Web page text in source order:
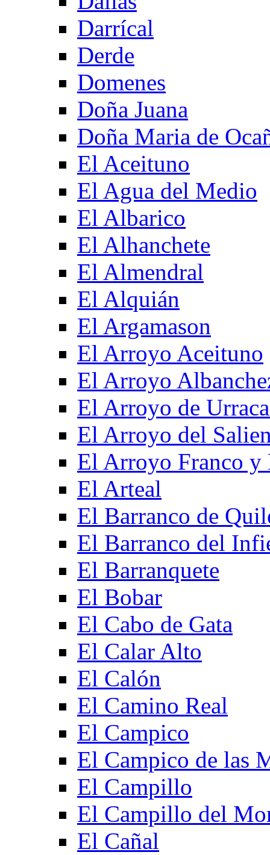
Darrícal
Derde
Domenes
Doña Juana
Doña Maria de
El Aceituno
El Agua del Medio
El Albarico
El Alhanchete
El Almendral
El Alquián
El Argamason
El Arroyo Aceituno
El Arroyo
El Arroyo de
El Arroyo del
El Arroyo Franco y
El Arteal
El Barranco de
El Barranco del
El Barranquete
El Bobar
El Cabo de Gata
El Calar Alto
El Calón
El Camino Real
El Campico
El Campico de las
El Campillo
El Campillo del
El Cañal